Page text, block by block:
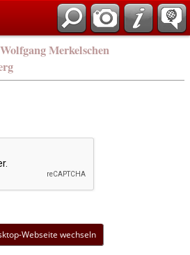
Merkelschen
Webseite wechseln